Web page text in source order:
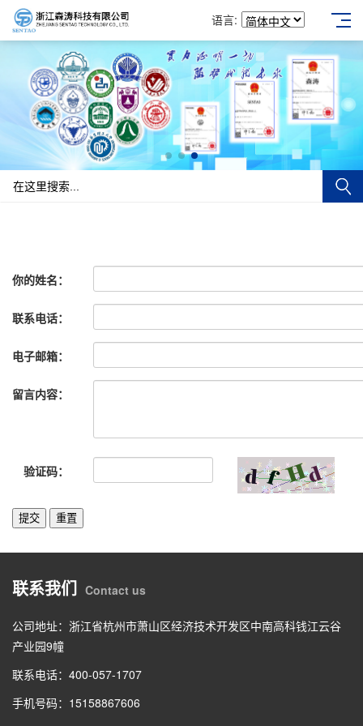
语言:
你的姓名：
联系电话：
电子邮箱：
留言内容：
验证码：
联系我们 Contact us
公司地址：浙江省杭州市萧山区经济技术开发区中南高科钱江云谷
产业园9幢
联系电话：400-057-1707
手机号码：15158867606